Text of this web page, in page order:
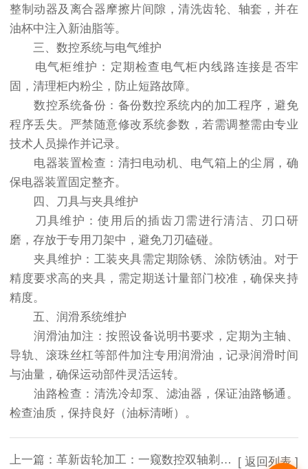
整制动器及离合器摩擦片间隙，清洗齿轮、轴套，并在
油杯中注入新油脂等。
三、数控系统与电气维护
电气柜维护：定期检查电气柜内线路连接是否牢
固，清理柜内粉尘，防止短路故障。
数控系统备份：备份数控系统内的加工程序，避免
程序丢失。严禁随意修改系统参数，若需调整需由专业
技术人员操作并记录。
电器装置检查：清扫电动机、电气箱上的尘屑，确
保电器装置固定整齐。
四、刀具与夹具维护
刀具维护：使用后的插齿刀需进行清洁、刃口研
磨，存放于专用刀架中，避免刀刃磕碰。
夹具维护：工装夹具需定期除锈、涂防锈油。对于
精度要求高的夹具，需定期送计量部门校准，确保夹持
精度。
五、润滑系统维护
润滑油加注：按照设备说明书要求，定期为主轴、
导轨、滚珠丝杠等部件加注专用润滑油，记录润滑时间
与油量，确保运动部件灵活运转。
油路检查：清洗冷却泵、滤油器，保证油路畅通。
检查油质，保持良好（油标清晰）。
上一篇： 革新齿轮加工：一窥数控双轴剃齿机的性能 [ 返回列表 ]